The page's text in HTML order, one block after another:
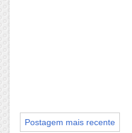
Postagem mais recente